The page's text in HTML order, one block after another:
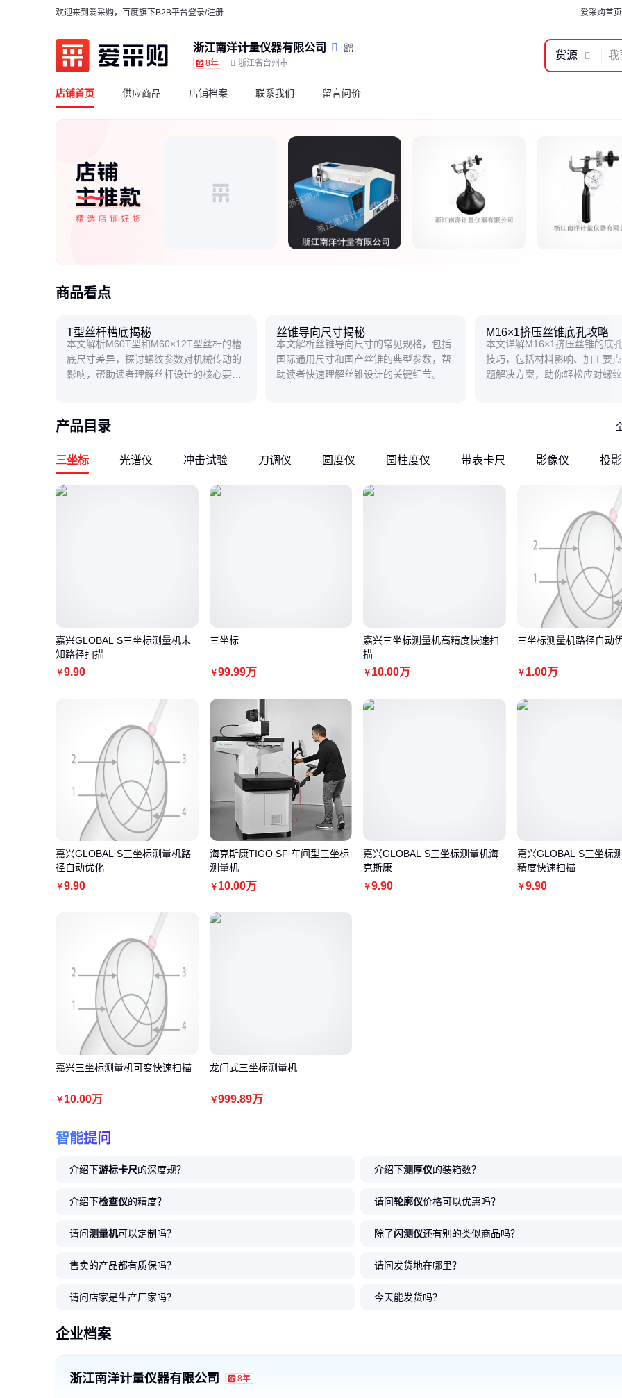
欢迎来到爱采购，百度旗下B2B平台登录/注册 爱采购首页
浙江南洋计量仪器有限公司
8年 浙江省台州市
货源
店铺首页 供应商品 店铺档案 联系我们 留言问价
商品看点
T型丝杆槽底揭秘
本文解析M60T型和M60×12T型丝杆的槽
底尺寸差异，探讨螺纹参数对机械传动的
影响，帮助读者理解丝杆设计的核心要
丝锥导向尺寸揭秘
本文解析丝锥导向尺寸的常见规格，包括
国际通用尺寸和国产丝锥的典型参数，帮
助读者快速理解丝锥设计的关键细节。
M16×1挤压丝锥底孔攻略
本文详解M16×1挤压丝锥的底孔
技巧，包括材料影响、加工要点
题解决方案，助你轻松应对螺纹
产品目录
三坐标 光谱仪 冲击试验 刀调仪 圆度仪 圆柱度仪 带表卡尺 影像仪 投
嘉兴GLOBAL S三坐标测量机未
知路径扫描
￥9.90
三坐标
￥99.99万
嘉兴三坐标测量机高精度快速扫
描
￥ 10.00万
三坐标测量机路径自动
￥ 1.00万
嘉兴GLOBAL S三坐标测量机路
径自动优化
￥9.90
海克斯康TIGO SF 车间型三坐标
测量机
￥10.00万
嘉兴GLOBAL S三坐标测量机海
克斯康
￥9.90
嘉兴GLOBAL S三坐标
精度快速扫描
￥9.90
嘉兴三坐标测量机可变快速扫描
￥ 10.00万
龙门式三坐标测量机
￥999.89万
智能提问
介绍下游标卡尺的深度规？ 介绍下测厚仪的装箱数？
介绍下检查仪的精度？ 请问轮廓仪价格可以优惠吗？
请问测量机可以定制吗？ 除了闪测仪还有别的类似商品吗？
售卖的产品都有质保吗？ 请问发货地在哪里？
请问店家是生产厂家吗？ 今天能发货吗？
企业档案
浙江南洋计量仪器有限公司 8年